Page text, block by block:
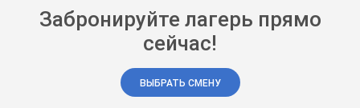
Забронируйте лагерь прямо
сейчас!
ВЫБРАТЬ СМЕНУ